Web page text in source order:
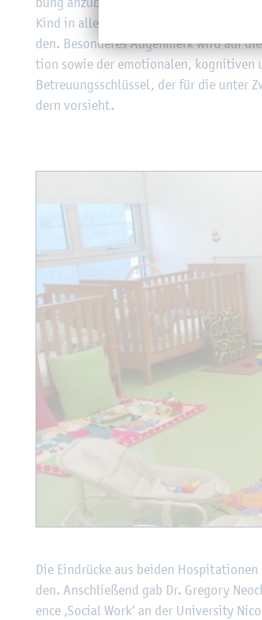
Kind in allen Ent­wick­lungs­be­rei­chen zu
den. Be­son­de­res Au­gen­merk wird auf
ti­on sowie der emo­tio­na­len, ko­gni­ti­ven
Be­treu­ungs­schlüs­sel, der für die unter
dern vor­sieht.
Die Ein­drü­cke aus bei­den
den. An­schlie­ßend gab Dr. Gre­go­ry
ence ‚So­ci­al Work’ an der Uni­ver­si­ty